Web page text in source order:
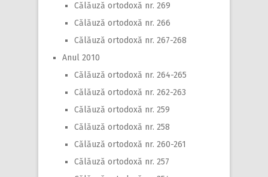
Călăuză ortodoxă nr. 269
Călăuză ortodoxă nr. 266
Călăuză ortodoxă nr. 267-268
Anul 2010
Călăuză ortodoxă nr. 264-265
Călăuză ortodoxă nr. 262-263
Călăuză ortodoxă nr. 259
Călăuză ortodoxă nr. 258
Călăuză ortodoxă nr. 260-261
Călăuză ortodoxă nr. 257